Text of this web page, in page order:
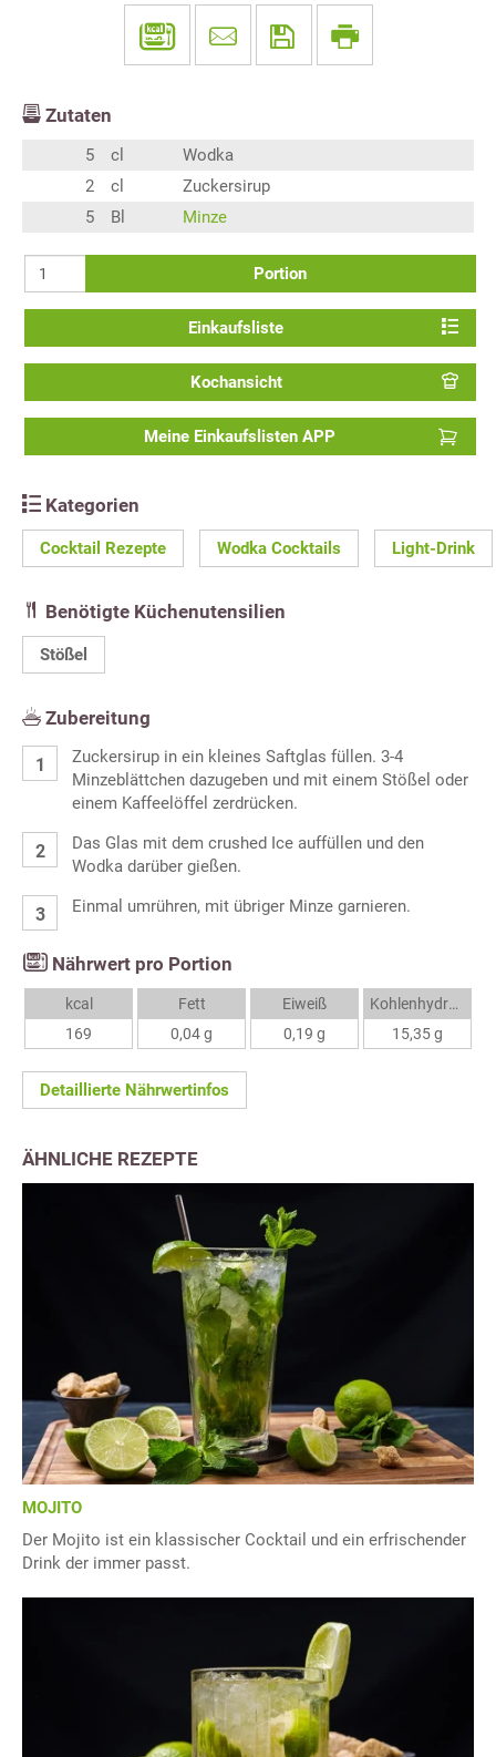
Zutaten
5 cl
Wodka
2
cl
Zuckersirup
5
Bl Minze
Portion
Einkaufsliste
Kochansicht
Meine Einkaufslisten APP
Kategorien
Cocktail Rezepte Wodka Cocktails Light-Drink
Benötigte Küchenutensilien
Stößel
Zubereitung
Zuckersirup in ein kleines Saftglas füllen. 3-4
Minzeblättchen dazugeben und mit einem Stößel oder
einem Kaffeelöffel zerdrücken.
Das Glas mit dem crushed Ice auffüllen und den
Wodka darüber gießen.
Einmal umrühren, mit übriger Minze garnieren.
Nährwert pro Portion
kcal
169
Fett
0,04 g
Eiweiß
0,19 g
Kohlenhydrate
15,35 g
Detaillierte Nährwertinfos
ÄHNLICHE REZEPTE
MOJITO
Der Mojito ist ein klassischer Cocktail und ein erfrischender
Drink der immer passt.